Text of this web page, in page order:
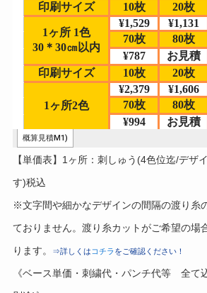
【単価表】1ヶ所：刺しゅう(4色位迄/デザ
す)税込
※文字間や細かなデザインの間隔の渡り糸
ておりません。渡り糸カットがご希望の場
ります。
⇒詳しくは コチラ をご確認ください！
《ベース単価・刺繍代・パンチ代等 全て